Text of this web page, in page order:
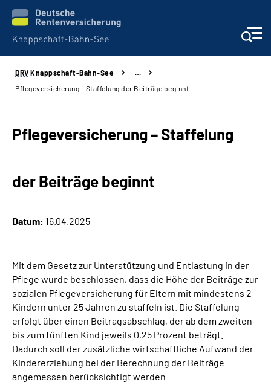
Aktuelles & Presse
Reha-Kliniken
KBS exklusiv
Online-Services
Die DRV Knappschaft-Bahn-See in Deutscher
Gebärdensprache
Leichte Sprache
DRV Knappschaft-Bahn-See
…
Pflegeversicherung – Staffelung der Beiträge beginnt
Pflegeversicherung – Staffelung
der Beiträge beginnt
Datum: 16.04.2025
Mit dem Gesetz zur Unterstützung und Entlastung in der
Pflege wurde beschlossen, dass die Höhe der Beiträge zur
sozialen Pflegeversicherung für Eltern mit mindestens 2
Kindern unter 25 Jahren zu staffeln ist. Die Staffelung
erfolgt über einen Beitragsabschlag, der ab dem zweiten
bis zum fünften Kind jeweils 0,25 Prozent beträgt.
Dadurch soll der zusätzliche wirtschaftliche Aufwand der
Kindererziehung bei der Berechnung der Beiträge
angemessen berücksichtigt werden